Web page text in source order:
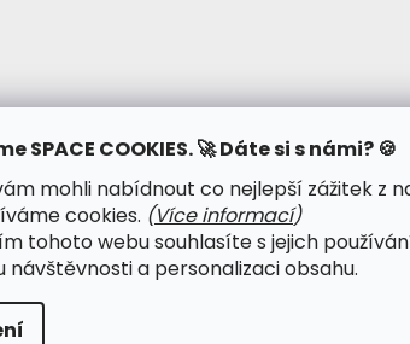
SPACE COOKIES. 🚀 Dáte si s námi? 🍪
mohli nabídnout co nejlepší zážitek z
cookies. (Více informací)
tohoto webu souhlasíte s jejich
návštěvnosti a personalizaci obsahu.
ochrany osobních údajů ●
práva vyhrazena.